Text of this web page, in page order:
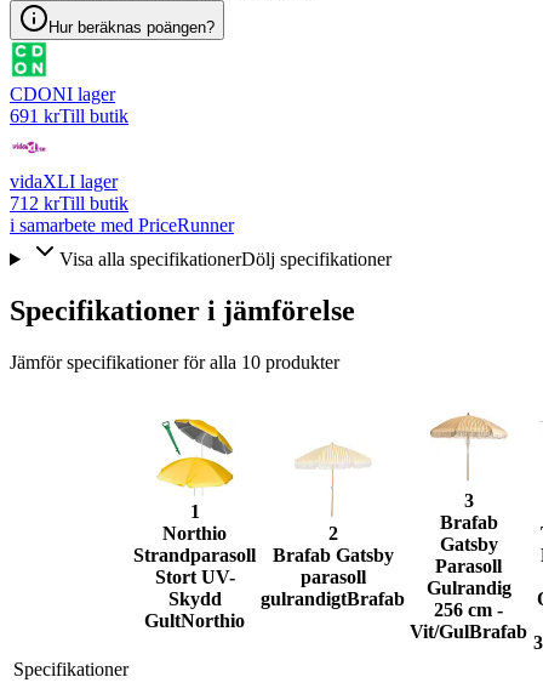
Hur beräknas poängen?
CDONI lager
691 krTill butik
vidaXLI lager
712 krTill butik
i samarbete med PriceRunner
Visa alla specifikationerDölj specifikationer
Specifikationer i jämförelse
Jämför specifikationer för alla 10 produkter
1
Northio
Strandparasoll
Stort UV-
Skydd
GultNorthio
2
Brafab Gatsby
parasoll
gulrandigtBrafab
3
Brafab
Gatsby
Parasoll
Gulrandig
256 cm -
Vit/GulBrafab
Specifikationer